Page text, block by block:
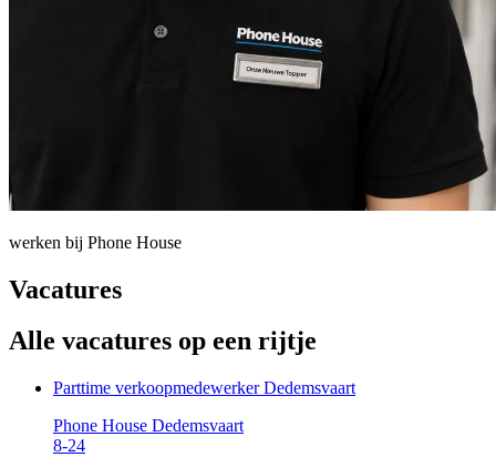
werken bij Phone House
Vacatures
Alle vacatures op een rijtje
Parttime verkoopmedewerker Dedemsvaart
Phone House Dedemsvaart
8-24